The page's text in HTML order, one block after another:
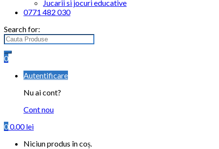
Jucarii si jocuri educative
0771 482 030
Search for:
0
Autentificare
Nu ai cont?
Cont nou
00.00lei
Niciun produs în coș.